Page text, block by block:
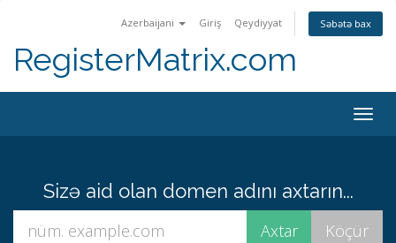
Azerbaijani Giriş Qeydiyyat Səbətə bax
RegisterMatrix.com
Sizə aid olan domen adını axtarın...